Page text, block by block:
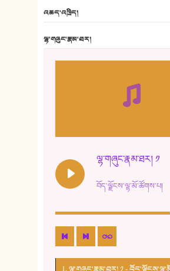
6. ཆོལ་གསུམ་བྲོ་གཞས། - སྒྲོན་གསལ།
13. ཆུང་འདྲིས། - ཟླ་སྒྲོན།
15. ཤམ་པ་ལ་ཡི་སྲས་མོ།
16. ལྷ་བུ་དར་བུ།
འཆད་འཁྲིད།
ལྷ་གཞུང་རྣམ་ཐར།
ལྷ་གཞུང་རྣམ་ཐར། ༡
བོད་ལྗོངས་ལྷ་མོ་ཚོགས་པ།